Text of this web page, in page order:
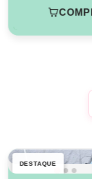
DESTAQUE